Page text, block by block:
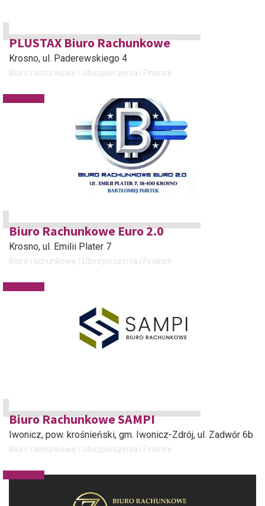
PLUSTAX Biuro Rachunkowe
Krosno, ul. Paderewskiego 4
Biuro rachunkowe Ubezpieczenia i Finanse
Biuro Rachunkowe Euro 2.0
Krosno, ul. Emilii Plater 7
Biuro rachunkowe Ubezpieczenia i Finanse
Biuro Rachunkowe SAMPI
Iwonicz, pow. krośnieński, gm. Iwonicz-Zdrój, ul. Zadwór 6b
Biuro rachunkowe Ubezpieczenia i Finanse